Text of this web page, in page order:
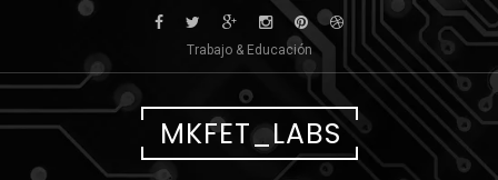
Trabajo & Educación
MKFET_LABS